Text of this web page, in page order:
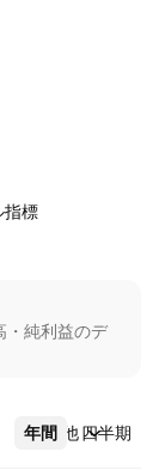
指標
・純利益のデ
年間 四半期
その他